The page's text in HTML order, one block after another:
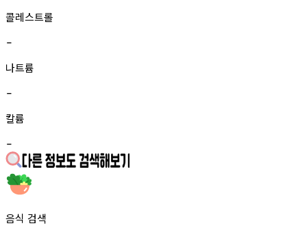
콜레스트롤
-
나트륨
-
칼륨
-
음식 검색